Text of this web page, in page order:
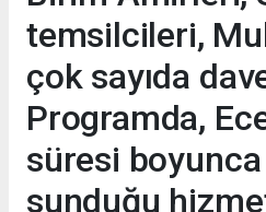
temsilcileri,
çok sayıda
Programda,
süresi
sunduğu